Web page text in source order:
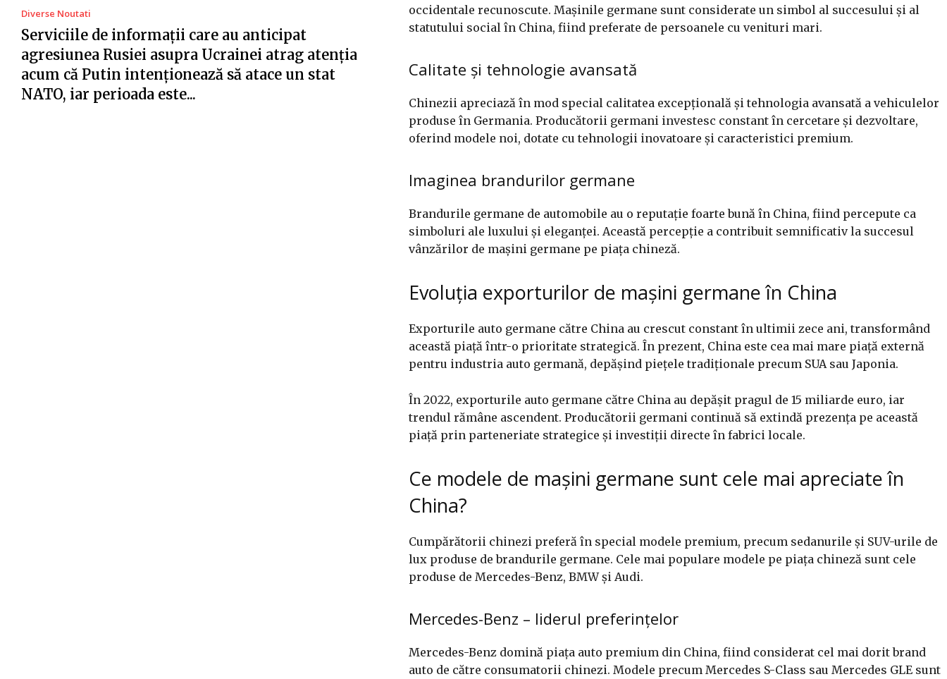
Diverse Noutati
Serviciile de informații care au anticipat
agresiunea Rusiei asupra Ucrainei atrag atenția
acum că Putin intenționează să atace un stat
NATO, iar perioada este...
occidentale recunoscute. Mașinile germane sunt considerate un simbol al succesului și al
statutului social în China, fiind preferate de persoanele cu venituri mari.
Calitate și tehnologie avansată
Chinezii apreciază în mod special calitatea excepțională și tehnologia avansată a vehiculelor
produse în Germania. Producătorii germani investesc constant în cercetare și dezvoltare,
oferind modele noi, dotate cu tehnologii inovatoare și caracteristici premium.
Imaginea brandurilor germane
Brandurile germane de automobile au o reputație foarte bună în China, fiind percepute ca
simboluri ale luxului și eleganței. Această percepție a contribuit semnificativ la succesul
vânzărilor de mașini germane pe piața chineză.
Evoluția exporturilor de mașini germane în China
Exporturile auto germane către China au crescut constant în ultimii zece ani, transformând
această piață într-o prioritate strategică. În prezent, China este cea mai mare piață externă
pentru industria auto germană, depășind piețele tradiționale precum SUA sau Japonia.
În 2022, exporturile auto germane către China au depășit pragul de 15 miliarde euro, iar
trendul rămâne ascendent. Producătorii germani continuă să extindă prezența pe această
piață prin parteneriate strategice și investiții directe în fabrici locale.
Ce modele de mașini germane sunt cele mai apreciate în
China?
Cumpărătorii chinezi preferă în special modele premium, precum sedanurile și SUV-urile de
lux produse de brandurile germane. Cele mai populare modele pe piața chineză sunt cele
produse de Mercedes-Benz, BMW și Audi.
Mercedes-Benz – liderul preferințelor
Mercedes-Benz domină piața auto premium din China, fiind considerat cel mai dorit brand
auto de către consumatorii chinezi. Modele precum Mercedes S-Class sau Mercedes GLE sunt